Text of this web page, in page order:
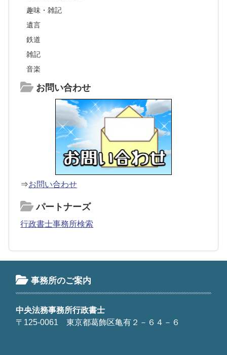
趣味・雑記
遺言
鉄道
雑記
音楽
お問い合わせ
⇒お問い合わせ
パートナーズ
行政書士事務所検索
事務所のご案内
中央法務事務所行政書士
〒125-0061 東京都葛飾区亀有２－６４－６